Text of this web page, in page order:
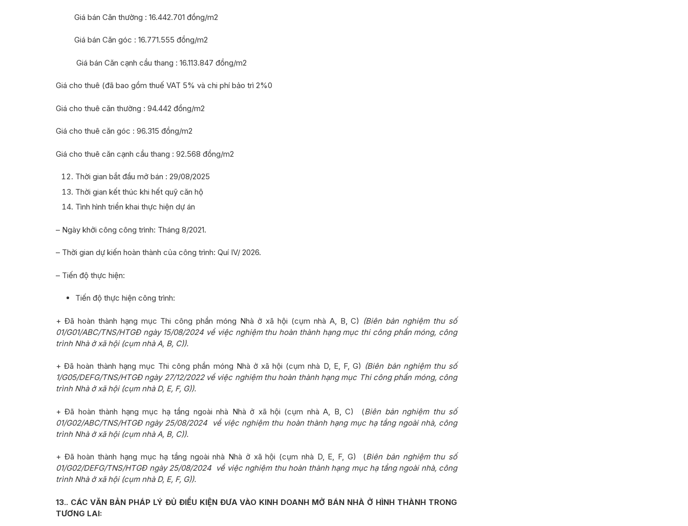
Giá bán Căn thường : 16.442.701 đồng/m2
Giá bán Căn góc : 16.771.555 đồng/m2
Giá bán Căn cạnh cầu thang : 16.113.847 đồng/m2
Giá cho thuê (đã bao gồm thuế VAT 5% và chi phí bảo trì 2%0
Giá cho thuê căn thường : 94.442 đồng/m2
Giá cho thuê căn góc : 96.315 đồng/m2
Giá cho thuê căn cạnh cầu thang : 92.568 đồng/m2
Thời gian bắt đầu mở bán : 29/08/2025
Thời gian kết thúc khi hết quỹ căn hộ
Tình hình triển khai thực hiện dự án
– Ngày khởi công công trình: Tháng 8/2021.
– Thời gian dự kiến hoàn thành của công trình: Quí IV/ 2026.
– Tiến độ thực hiện:
Tiến độ thực hiện công trình:
+ Đã hoàn thành hạng mục Thi công phần móng Nhà ở xã hội (cụm nhà A, B, C) (Biên bản nghiệm thu số
01/G01/ABC/TNS/HTGĐ ngày 15/08/2024 về việc nghiệm thu hoàn thành hạng mục thi công phần móng, công
trình Nhà ở xã hội (cụm nhà A, B, C)).
+ Đã hoàn thành hạng mục Thi công phần móng Nhà ở xã hội (cụm nhà D, E, F, G) (Biên bản nghiệm thu số
1/G05/DEFG/TNS/HTGĐ ngày 27/12/2022 về việc nghiệm thu hoàn thành hạng mục Thi công phần móng, công
trình Nhà ở xã hội (cụm nhà D, E, F, G)).
+ Đã hoàn thành hạng mục hạ tầng ngoài nhà Nhà ở xã hội (cụm nhà A, B, C) (Biên bản nghiệm thu số
01/G02/ABC/TNS/HTGĐ ngày 25/08/2024 về việc nghiệm thu hoàn thành hạng mục hạ tầng ngoài nhà, công
trình Nhà ở xã hội (cụm nhà A, B, C)).
+ Đã hoàn thành hạng mục hạ tầng ngoài nhà Nhà ở xã hội (cụm nhà D, E, F, G) (Biên bản nghiệm thu số
01/G02/DEFG/TNS/HTGĐ ngày 25/08/2024 về việc nghiệm thu hoàn thành hạng mục hạ tầng ngoài nhà, công
trình Nhà ở xã hội (cụm nhà D, E, F, G)).
13.. CÁC VĂN BẢN PHÁP LÝ ĐỦ ĐIỀU KIỆN ĐƯA VÀO KINH DOANH MỞ BÁN NHÀ Ở HÌNH THÀNH TRONG
TƯƠNG LAI: